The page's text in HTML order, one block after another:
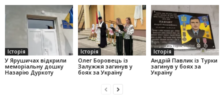
Історія
У Ярушичах відкрили
меморіальну дошку
Назарію Дуркоту
Історія
Олег Боровець із
Залужжя загинув у
боях за Україну
Історія
Андрій Павлик із Турки
загинув у боях за
Україну